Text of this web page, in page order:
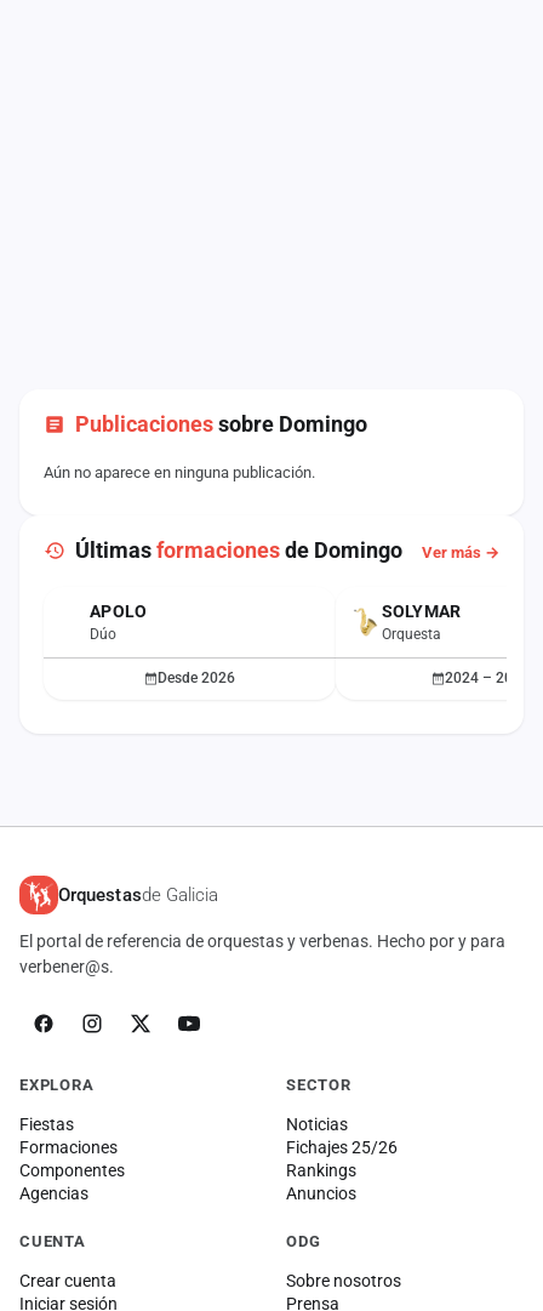
Publicacionessobre Domingo
Aún no aparece en ninguna publicación.
Últimasformacionesde Domingo Ver más →
ACTUALAPOLO
Dúo
Desde 2026
SOLYMAR
Orquesta
2024 – 2025
Orquestasde Galicia
El portal de referencia de orquestas y verbenas. Hecho por y para
verbener@s.
EXPLORA
Fiestas
Formaciones
Componentes
Agencias
SECTOR
Noticias
Fichajes 25/26
Rankings
Anuncios
CUENTA
Crear cuenta
Iniciar sesión
ODG
Sobre nosotros
Prensa